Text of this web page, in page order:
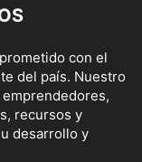
con el
del país. Nuestro
recursos y
desarrollo y